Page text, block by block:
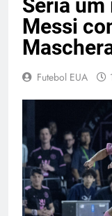
Seria
Messi
Futebol EUA